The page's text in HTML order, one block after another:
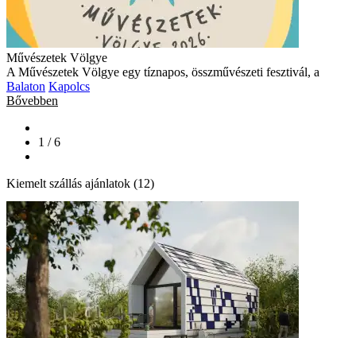
Művészetek Völgye
A Művészetek Völgye egy tíznapos, összművészeti fesztivál, a
Balaton Kapolcs
Bővebben
1 / 6
Kiemelt szállás ajánlatok (12)